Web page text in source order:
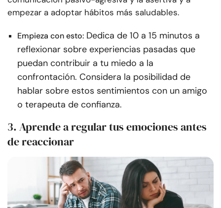
empezar a adoptar hábitos más saludables.
Empieza con esto: Dedica de 10 a 15 minutos a
reflexionar sobre experiencias pasadas que
puedan contribuir a tu miedo a la
confrontación. Considera la posibilidad de
hablar sobre estos sentimientos con un amigo
o terapeuta de confianza.
3. Aprende a regular tus emociones antes
de reaccionar